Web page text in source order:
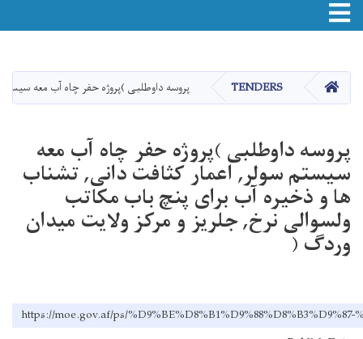
دانګل
Toggle navigation
HOME
TENDERS پروسه داوطلبی )پروژه حفر چاه آب معه
پروسه داوطلبی )پروژه حفر چاه آب معه
سیستم سولر, اعمار کثافت دانی, تشناب
ها و ذخیره آب برای پنچ باب مکاتب
ولسوالی نرخ, جلریز و مرکز ولایت میدان
وردگ (
https://moe.gov.af/ps/